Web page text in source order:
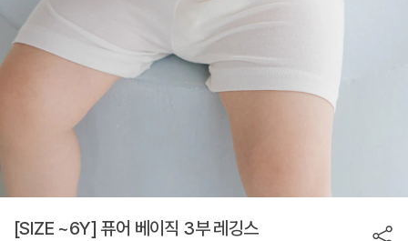
[SIZE ~6Y] 퓨어 베이직 3부 레깅스